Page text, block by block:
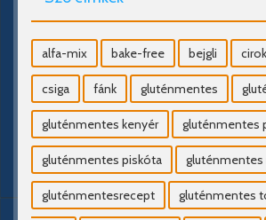
alfa-mix bake-free bejgli
csiga fánk gluténmentes
gluténmentes kenyér gluténmentes
gluténmentes piskóta gluténmentes
gluténmentesrecept gluténmentes